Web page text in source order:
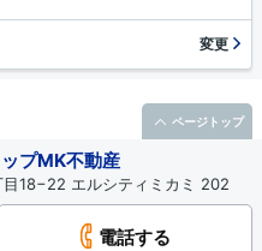
変更
プMK不動産
18−22 エルシティミカミ 202
電話する
ページトップ